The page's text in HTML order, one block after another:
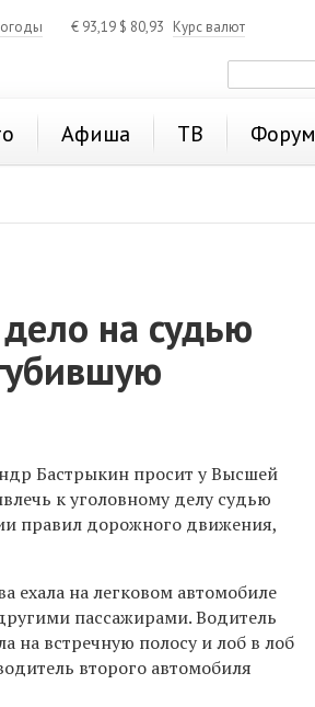
€ 93,19 $ 80,93 Курс валют
Афиша ТВ Форум
на судью
Бастрыкин просит у Высшей
к уголовному делу судью
правил дорожного движения,
ехала на легковом автомобиле
пассажирами. Водитель
на встречную полосу и лоб в лоб
второго автомобиля